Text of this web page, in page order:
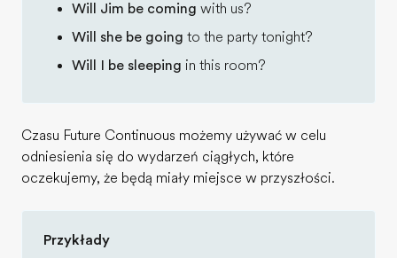
Will Jim be coming with us?
Will she be going to the party tonight?
Will I be sleeping in this room?
Czasu Future Continuous możemy używać w celu
odniesienia się do wydarzeń ciągłych, które
oczekujemy, że będą miały miejsce w przyszłości.
Przykłady